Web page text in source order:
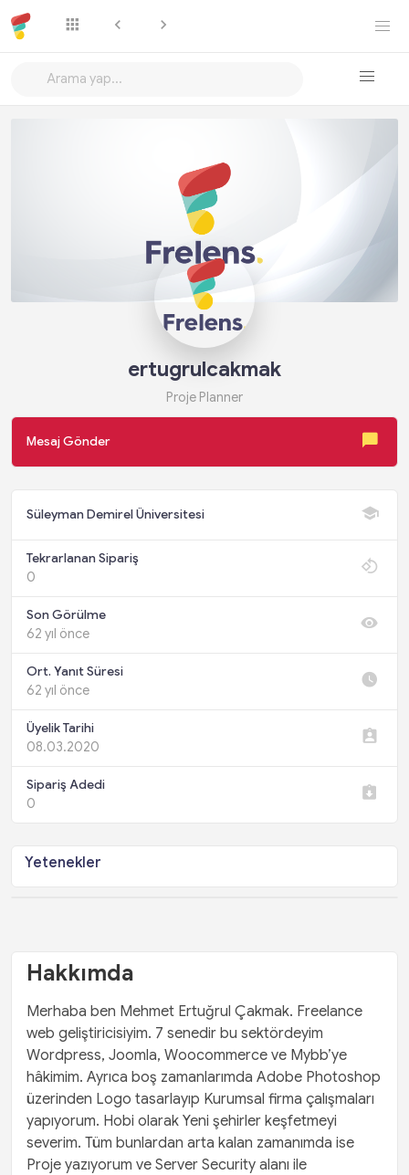
Takip Et
ertugrulcakmak
Proje Planner
Mesaj Gönder
Süleyman Demirel Üniversitesi
Tekrarlanan Sipariş
0
Son Görülme
62 yıl önce
Ort. Yanıt Süresi
62 yıl önce
Üyelik Tarihi
08.03.2020
Sipariş Adedi
0
Yetenekler
Hakkımda
Merhaba ben Mehmet Ertuğrul Çakmak. Freelance
web geliştiricisiyim. 7 senedir bu sektördeyim
Wordpress, Joomla, Woocommerce ve Mybb’ye
hâkimim. Ayrıca boş zamanlarımda Adobe Photoshop
üzerinden Logo tasarlayıp Kurumsal firma çalışmaları
yapıyorum. Hobi olarak Yeni şehirler keşfetmeyi
severim. Tüm bunlardan arta kalan zamanımda ise
Proje yazıyorum ve Server Security alanı ile